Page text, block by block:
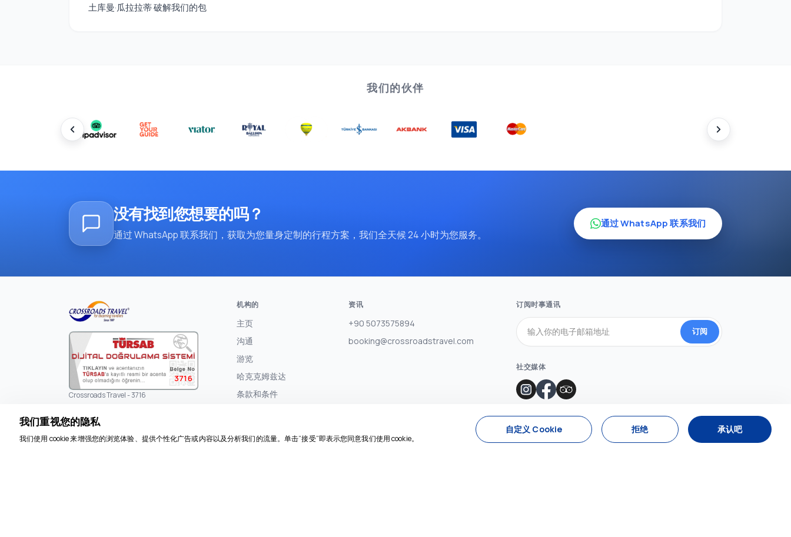
土库曼·瓜拉拉蒂 破解我们的包
我们的伙伴
没有找到您想要的吗？
通过 WhatsApp 联系我们，获取为您量身定制的行程方案，我们全天候 24 小时为您服务。
通过 WhatsApp 联系我们
3716
Crossroads Travel - 3716
Türkmen, Turgut Özal Blv. Dragon Apt.
67/1, 09400 Kuşadası/Aydın
机构的
主页
沟通
游览
哈克克姆兹达
条款和条件
资讯
+90 5073575894
booking@crossroadstravel.com
订阅时事通讯
订阅
社交媒体
我们重视您的隐私
我们使用 cookie 来增强您的浏览体验、提供个性化广告或内容以及分析我们的流量。单击“接受”即表示您同意我们使用 cookie。
自定义 Cookie 拒绝 承认吧